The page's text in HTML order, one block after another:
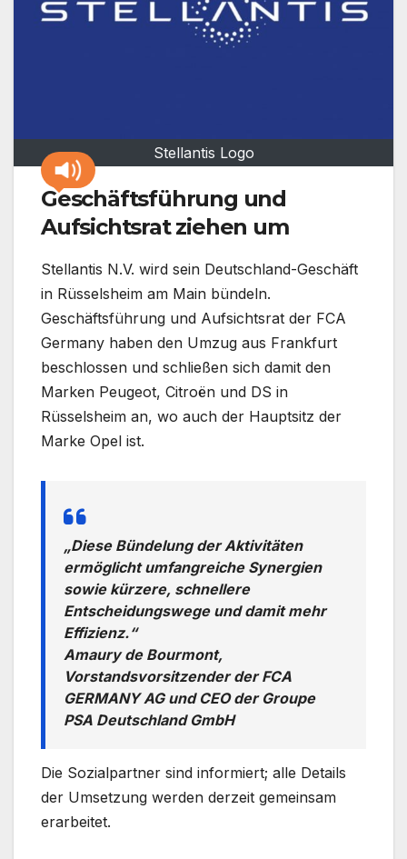
Stellantis Logo
Geschäftsführung und
Aufsichtsrat ziehen um
Stellantis N.V. wird sein Deutschland-Geschäft
in Rüsselsheim am Main bündeln.
Geschäftsführung und Aufsichtsrat der FCA
Germany haben den Umzug aus Frankfurt
beschlossen und schließen sich damit den
Marken Peugeot, Citroën und DS in
Rüsselsheim an, wo auch der Hauptsitz der
Marke Opel ist.
„Diese Bündelung der Aktivitäten
ermöglicht umfangreiche Synergien
sowie kürzere, schnellere
Entscheidungswege und damit mehr
Effizienz.“
Amaury de Bourmont,
Vorstandsvorsitzender der FCA
GERMANY AG und CEO der Groupe
PSA Deutschland GmbH
Die Sozialpartner sind informiert; alle Details
der Umsetzung werden derzeit gemeinsam
erarbeitet.